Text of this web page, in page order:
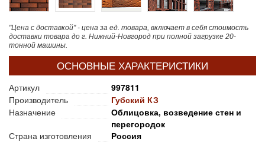
"Цена с доставкой" - цена за ед. товара, включает в себя стоимость
доставки товара до г. Нижний-Новгород при полной загрузке 20-
тонной машины.
ОСНОВНЫЕ ХАРАКТЕРИСТИКИ
Артикул
997811
Производитель
Губский КЗ
Назначение
Облицовка, возведение стен и
перегородок
Страна изготовления
Россия